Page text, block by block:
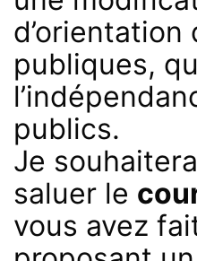
publiques,
publics.
Je
saluer le
vous avez